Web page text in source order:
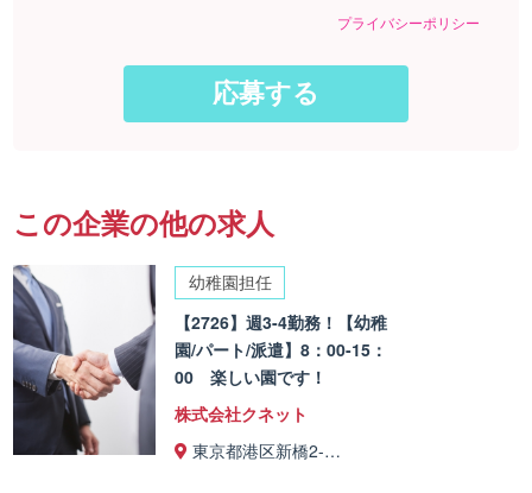
プライバシーポリシー
この企業の他の求人
幼稚園担任
【2726】週3-4勤務！【幼稚
園/パート/派遣】8：00-15：
00 楽しい園です！
株式会社クネット
東京都港区新橋2-…